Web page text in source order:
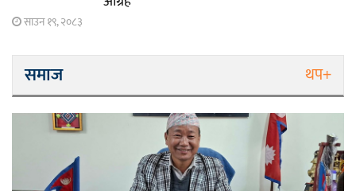
साउन १९, २०८३
समाज थप+